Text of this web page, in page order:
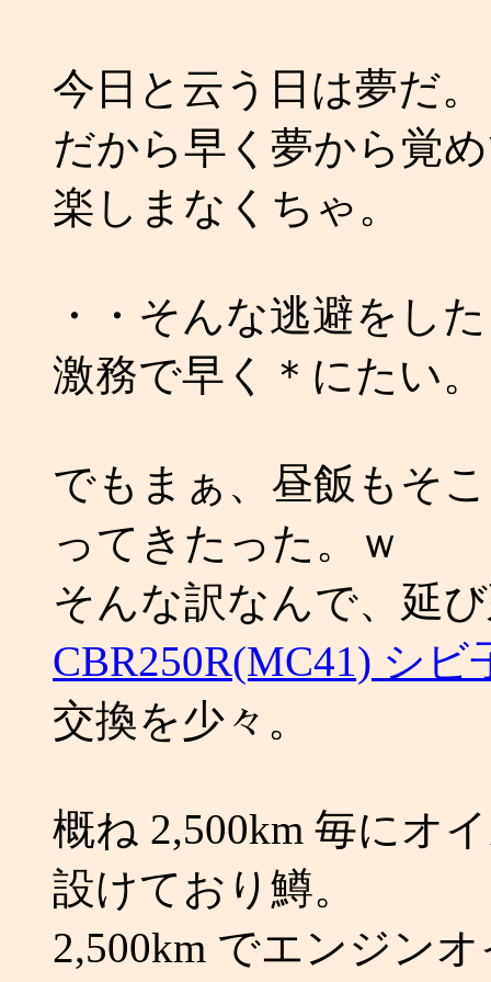
今日と云う日は夢だ
だから早く夢から覚
楽しまなくちゃ。
・・そんな逃避をし
激務で早く＊にたい。
でもまぁ、昼飯もそ
ってきたった。ｗ
そんな訳なんで、延
CBR250R(MC41) シビ
交換を少々。
概ね 2,500km 毎にオ
設けており鱒。
2,500km でエンジン